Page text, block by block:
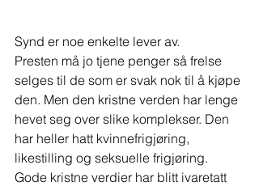
Synd er noe enkelte lever av.
Presten må jo tjene penger så frelse
selges til de som er svak nok til å kjøpe
den. Men den kristne verden har lenge
hevet seg over slike komplekser. Den
har heller hatt kvinnefrigjøring,
likestilling og seksuelle frigjøring.
Gode kristne verdier har blitt ivaretatt